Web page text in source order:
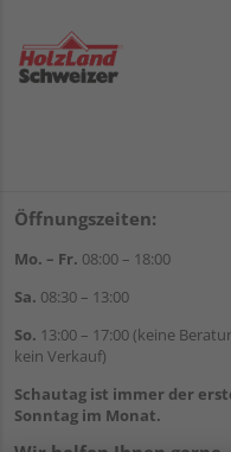
Öffnungszeiten:
Mo. – Fr. 08:00 – 18:00
Sa. 08:30 – 13:00
So. 13:00 – 17:00 (keine
kein Verkauf)
Schautag ist immer der
Sonntag im Monat.